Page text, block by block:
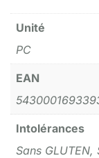
Unité
PC
EAN
Intolérances
Sans GLUTEN,